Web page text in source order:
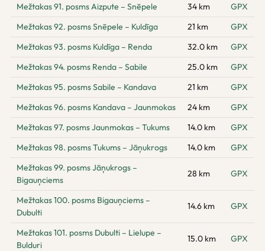
Mežtakas 91. posms Aizpute – Snēpele
34 km
GPX
Mežtakas 92. posms Snēpele – Kuldīga
21 km
GPX
Mežtakas 93. posms Kuldīga – Renda
32.0 km
GPX
Mežtakas 94. posms Renda – Sabile
25.0 km
GPX
Mežtakas 95. posms Sabile – Kandava
21 km
GPX
Mežtakas 96. posms Kandava – Jaunmokas
24 km
GPX
Mežtakas 97. posms Jaunmokas – Tukums
14.0 km
GPX
Mežtakas 98. posms Tukums – Jāņukrogs
14.0 km
GPX
Mežtakas 99. posms Jāņukrogs –
Bigauņciems
28 km GPX
Mežtakas 100. posms Bigauņciems –
Dubulti
14.6 km GPX
Mežtakas 101. posms Dubulti – Lielupe –
Bulduri
15.0 km GPX